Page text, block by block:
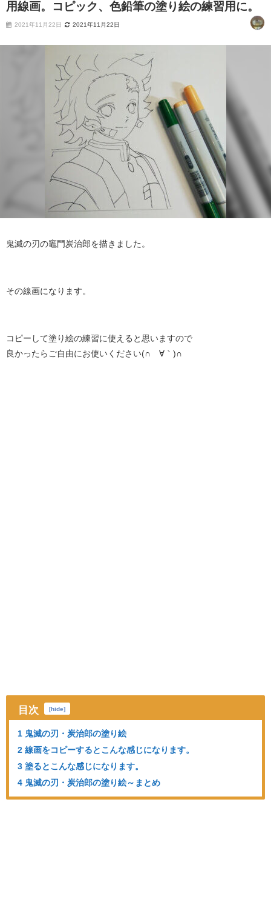
用線画。コピック、色鉛筆の塗り絵の練習用に。
2021年11月22日 2021年11月22日
鬼滅の刃の竈門炭治郎を描きました。
その線画になります。
コピーして塗り絵の練習に使えると思いますので
良かったらご自由にお使いください(∩´∀｀)∩
目次 [hide]
1 鬼滅の刃・炭治郎の塗り絵
2 線画をコピーするとこんな感じになります。
3 塗るとこんな感じになります。
4 鬼滅の刃・炭治郎の塗り絵～まとめ